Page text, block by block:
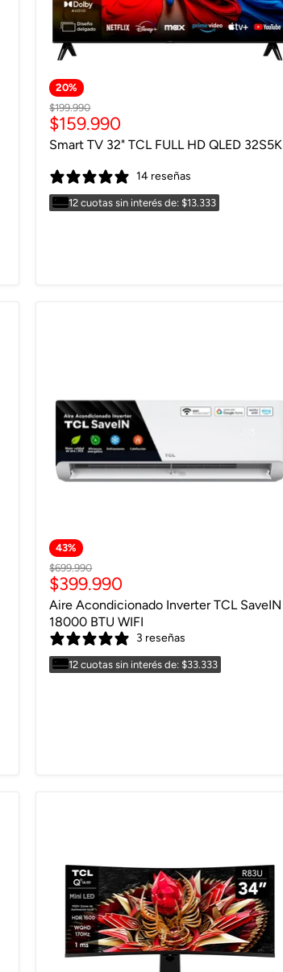
20%
Precio
original
$199.990
Precio
actual
$159.990
Smart TV 32" TCL FULL HD QLED 32S5K
14 reseñas
12 cuotas sin interés de: $13.333
43%
Precio
original
$699.990
Precio
actual
$399.990
Aire Acondicionado Inverter TCL SaveIN
18000 BTU WIFI
3 reseñas
12 cuotas sin interés de: $33.333